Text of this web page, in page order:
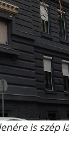
is szép